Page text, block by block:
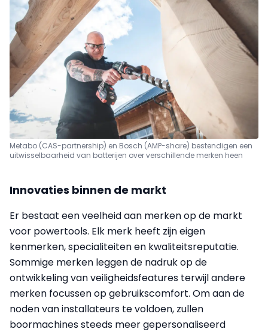
Metabo (CAS-partnership) en Bosch (AMP-share) bestendigen een
uitwisselbaarheid van batterijen over verschillende merken heen
Innovaties binnen de markt
Er bestaat een veelheid aan merken op de markt
voor powertools. Elk merk heeft zijn eigen
kenmerken, specialiteiten en kwaliteitsreputatie.
Sommige merken leggen de nadruk op de
ontwikkeling van veiligheidsfeatures terwijl andere
merken focussen op gebruikscomfort. Om aan de
noden van installateurs te voldoen, zullen
boormachines steeds meer gepersonaliseerd